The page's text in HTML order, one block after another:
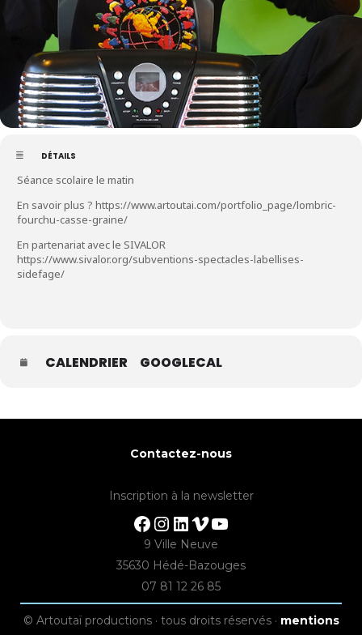
DÉTAILS
Séance scolaire le matin
En savoir plus ? https://www.artoutai.com/portfolio_page/lombric-
fourchu-casse-graine/
En partenariat avec le SIVALOR
https://www.sivalor.org/subventions-spectacles-labellises-
sidefage/
CALENDRIER GOOGLECAL
Contactez-nous
Inscription à la newsletter
Facebook Instagram LinkedIn Vimeo YouTube
9 Ville Neuve
35630 Hédé-Bazouges
07 81 12 26 85
© Artoutaï productions · tous droits réservés · mentions